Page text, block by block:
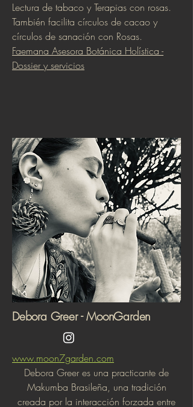
Lectura de tabaco y Terapias con rosas.
También facilita círculos de cacao y
círculos de sanación con Rosas.
Faemana Asesora Botánica Holística -
Dossier y servicios
Debora Greer - MoonGarden
www.moon7garden.com
Debora Greer es una practicante de
Makumba Brasileña, una tradición
creada por la interacción forzada entre